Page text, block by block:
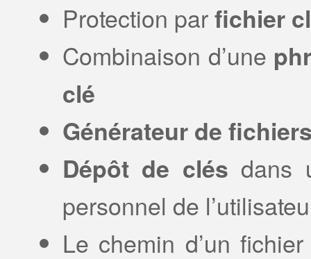
Protection parfichier
Combinaison d’une
clé
Générateur de
Dépôt de clés dans
personnel de
Le chemin d’un